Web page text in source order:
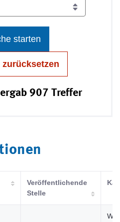
starten
zurücksetzen
ergab 907 Treffer
Veröffentlichende
Stelle